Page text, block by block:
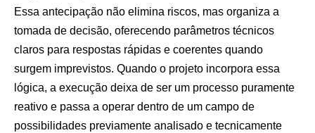
Essa antecipação não elimina riscos, mas organiza a
tomada de decisão, oferecendo parâmetros técnicos
claros para respostas rápidas e coerentes quando
surgem imprevistos. Quando o projeto incorpora essa
lógica, a execução deixa de ser um processo puramente
reativo e passa a operar dentro de um campo de
possibilidades previamente analisado e tecnicamente